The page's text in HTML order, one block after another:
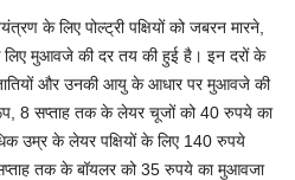
के लिए पोल्ट्री पक्षियों को जबरन मारने,
मुआवजे की दर तय की हुई है। इन दरों के
और उनकी आयु के आधार पर मुआवजे की
8 सप्ताह तक के लेयर चूजों को 40 रुपये का
उम्र के लेयर पक्षियों के लिए 140 रुपये
सप्ताह तक के बॉयलर को 35 रुपये का मुआवजा